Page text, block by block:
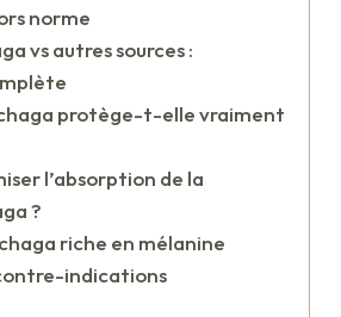
norme
vs autres sources :
protège-t-elle vraiment
l’absorption de la
?
riche en mélanine
indications